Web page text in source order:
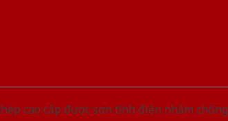
cao cấp được sơn tĩnh điện nhằm chống